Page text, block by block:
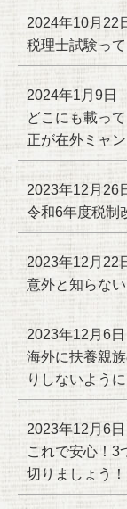
2024年10月22
税理士試験っ
2024年1月9日
どこにも載っ
正が在外ミャ
2023年12月26
令和6年度税制
2023年12月22
意外と知らな
2023年12月6日
海外に扶養親
りしないよう
2023年12月6日
これで安心！3
切りましょう！